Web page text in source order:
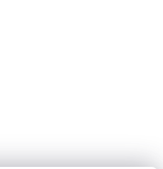
YENİ KRİZ